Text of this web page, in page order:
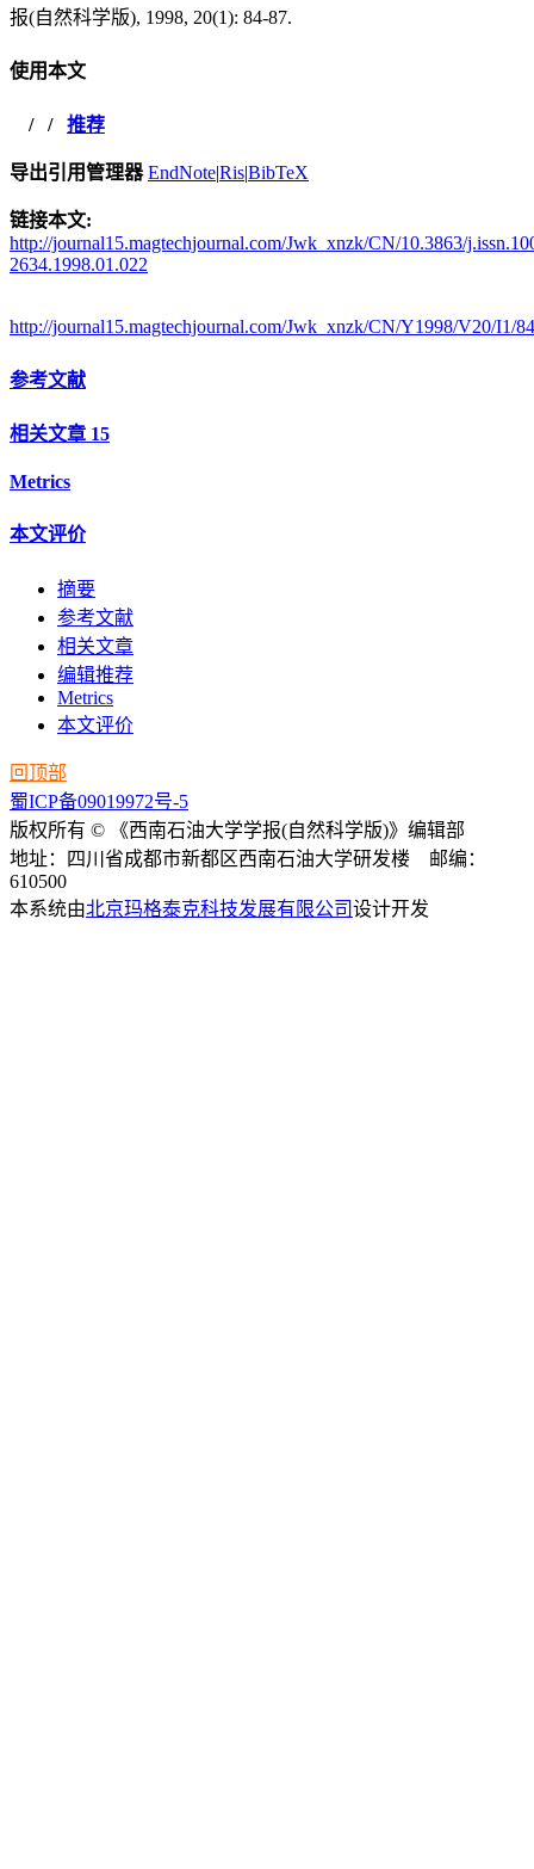
报(自然科学版), 1998, 20(1): 84-87.
使用本文
/ / 推荐
导出引用管理器 EndNote|Ris|BibTeX
链接本文:
http://journal15.magtechjournal.com/Jwk_xnzk/CN/10.3863/
2634.1998.01.022
http://journal15.magtechjournal.com/Jwk_xnzk/CN/Y1998/V20/I1/84
参考文献
相关文章 15
Metrics
本文评价
摘要
参考文献
相关文章
编辑推荐
Metrics
本文评价
回顶部
蜀ICP备09019972号-5
版权所有 © 《西南石油大学学报(自然科学版)》编辑部
地址：四川省成都市新都区西南石油大学研发楼 邮编：
610500
本系统由北京玛格泰克科技发展有限公司设计开发